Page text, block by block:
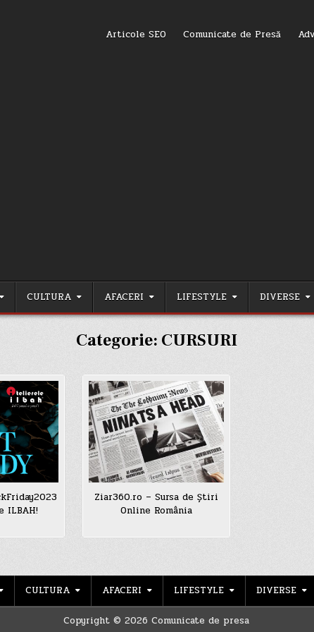
Articole SEO Comunicate de Presă
CULTURA AFACERI LIFESTYLE DIVERSE
Categorie: CURSURI
ILBAH!
Ziar360.ro – Sursa de Știri
Online România
CULTURA AFACERI LIFESTYLE DIVERSE
Copyright © 2026 Comunicate de presa